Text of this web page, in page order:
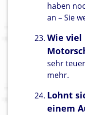
haben
an – Sie
Wie
sehr
mehr.
Lohnt
einem